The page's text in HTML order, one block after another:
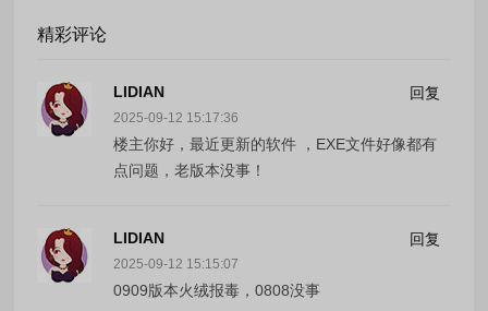
精彩评论
LIDIAN 回复
2025-09-12 15:17:36
楼主你好，最近更新的软件 ，EXE文件好像都有
点问题，老版本没事！
LIDIAN 回复
2025-09-12 15:15:07
0909版本火绒报毒，0808没事